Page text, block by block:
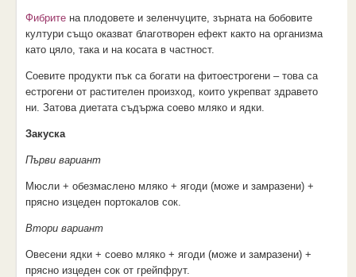
Фибритена плодовете и зеленчуците, зърната на бобовите
култури също оказват благотворен ефект както на организма
като цяло, така и на косата в частност.
Соевите продукти пък са богати на фитоестрогени – това са
естрогени от растителен произход, които укрепват здравето
ни. Затова диетата съдържа соево мляко и ядки.
Закуска
Първи вариант
Мюсли + обезмаслено мляко + ягоди (може и замразени) +
прясно изцеден портокалов сок.
Втори вариант
Овесени ядки + соево мляко + ягоди (може и замразени) +
прясно изцеден сок от грейпфрут.